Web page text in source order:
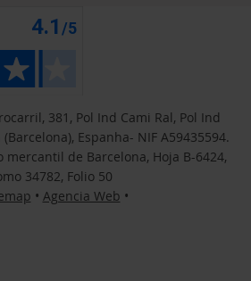
381, Pol Ind Cami Ral, Pol Ind
Espanha- NIF A59435594.
de Barcelona, Hoja B-6424,
34782, Folio 50
• Agencia Web •